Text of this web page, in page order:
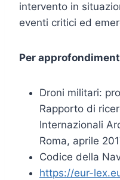
intervento in
eventi critici ed
Per
Droni militari:
Rapporto di
Internazionali
Roma, aprile
Codice della
https://eur-